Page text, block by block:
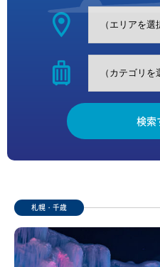
厚別ふれあい循環バス
バスラインナップ
ツアーバス乗り場
location_on
luggage
検索
札幌・千歳